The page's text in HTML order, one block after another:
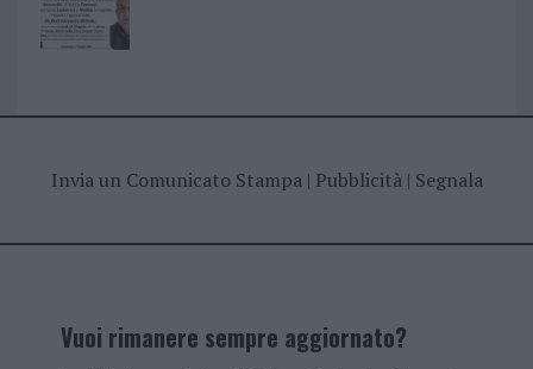
Invia un Comunicato Stampa| Pubblicità| Segnala
Vuoi rimanere sempre aggiornato?